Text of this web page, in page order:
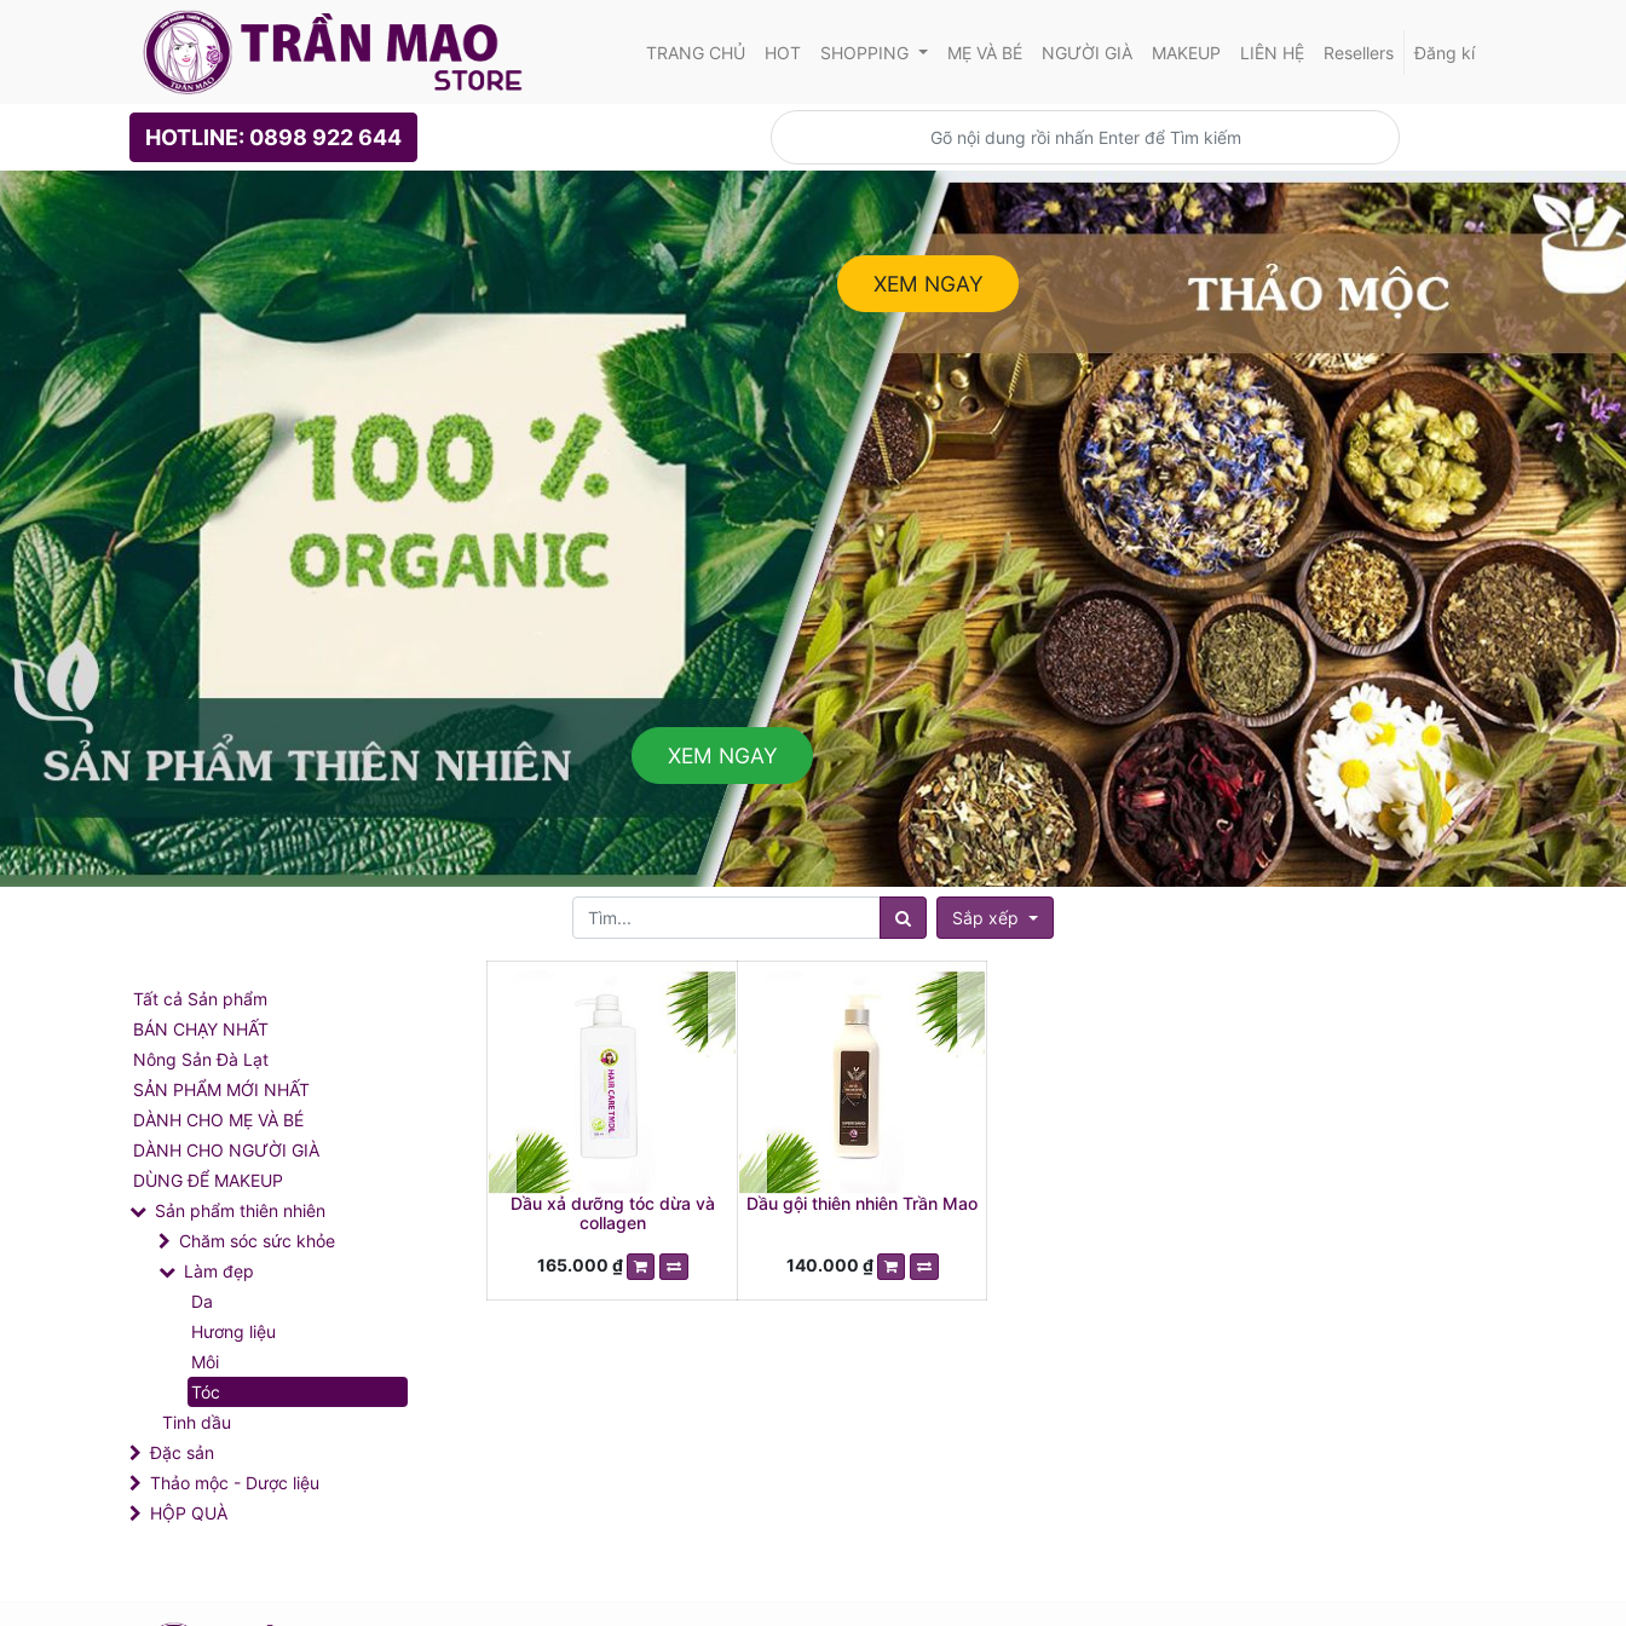
TRANG CHỦ HOT SHOPPING MẸ VÀ BÉ NGƯỜI GIÀ MAKEUP LIÊN HỆ Resellers Đăng kí
HOTLINE: 0898 922 644
XEM NGAY
XEM NGAY
Sắp xếp
Tất cả Sản phẩm
BÁN CHẠY NHẤT
Nông Sản Đà Lạt
SẢN PHẨM MỚI NHẤT
DÀNH CHO MẸ VÀ BÉ
DÀNH CHO NGƯỜI GIÀ
DÙNG ĐỂ MAKEUP
Sản phẩm thiên nhiên
Chăm sóc sức khỏe
Làm đẹp
Da
Hương liệu
Môi
Tóc
Tinh dầu
Đặc sản
Thảo mộc - Dược liệu
HỘP QUÀ
Dầu xả dưỡng tóc dừa và
collagen
165.000 ₫
Dầu gội thiên nhiên Trần Mao
140.000 ₫